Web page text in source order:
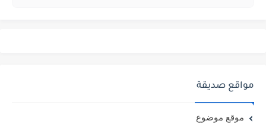
مواقع صديقة
موقع موضوع